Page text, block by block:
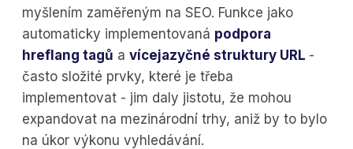
myšlením zaměřeným na SEO. Funkce jako
automaticky implementovaná podpora
hreflang tagů a vícejazyčné struktury URL -
často složité prvky, které je třeba
implementovat - jim daly jistotu, že mohou
expandovat na mezinárodní trhy, aniž by to bylo
na úkor výkonu vyhledávání.